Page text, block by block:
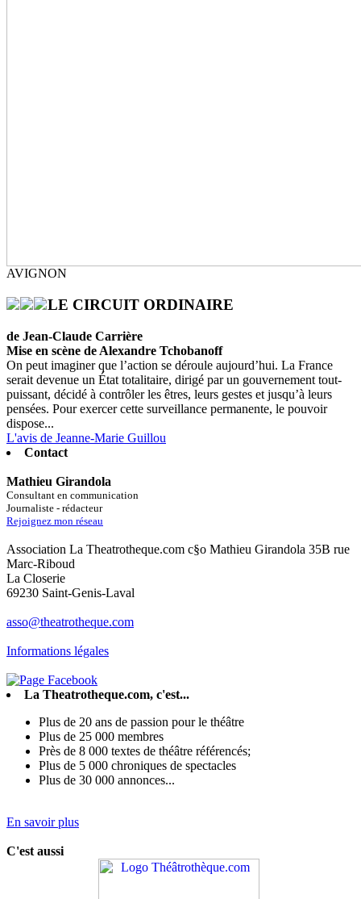
AVIGNON
LE CIRCUIT ORDINAIRE
de Jean-Claude Carrière
Mise en scène de Alexandre Tchobanoff
On peut imaginer que l’action se déroule aujourd’hui. La France
serait devenue un État totalitaire, dirigé par un gouvernement tout-
puissant, décidé à contrôler les êtres, leurs gestes et jusqu’à leurs
pensées. Pour exercer cette surveillance permanente, le pouvoir
dispose...
L'avis de Jeanne-Marie Guillou
Contact
Mathieu Girandola
Consultant en communication
Journaliste - rédacteur
Rejoignez mon réseau
Association La Theatrotheque.com c§o Mathieu Girandola 35B rue
Marc-Riboud
La Closerie
69230 Saint-Genis-Laval
asso@theatrotheque.com
Informations légales
La Theatrotheque.com, c'est...
Plus de 20 ans de passion pour le théâtre
Plus de 25 000 membres
Près de 8 000 textes de théâtre référencés;
Plus de 5 000 chroniques de spectacles
Plus de 30 000 annonces...
En savoir plus
C'est aussi